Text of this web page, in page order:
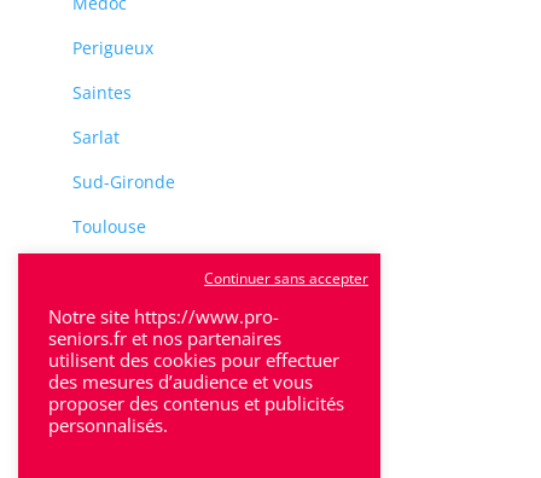
Perigueux
Saintes
Sarlat
Sud-Gironde
Toulouse
Villeneuve-Sur-Lot
Notre site https://www.pro-
seniors.fr et nos partenaires
utilisent des cookies pour effectuer
des mesures d’audience et vous
proposer des contenus et publicités
personnalisés.
Continuer sans accepter